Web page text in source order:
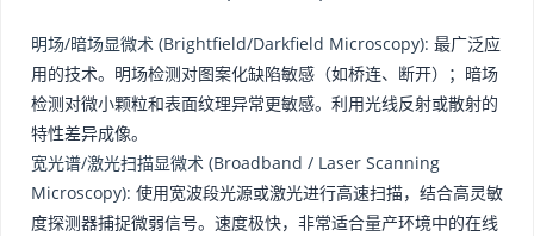
明场/暗场显微术 (Brightfield/Darkfield Microscopy): 最广泛应
用的技术。明场检测对图案化缺陷敏感（如桥连、断开）；暗场
检测对微小颗粒和表面纹理异常更敏感。利用光线反射或散射的
特性差异成像。
宽光谱/激光扫描显微术 (Broadband / Laser Scanning
Microscopy): 使用宽波段光源或激光进行高速扫描，结合高灵敏
度探测器捕捉微弱信号。速度极快，非常适合量产环境中的在线